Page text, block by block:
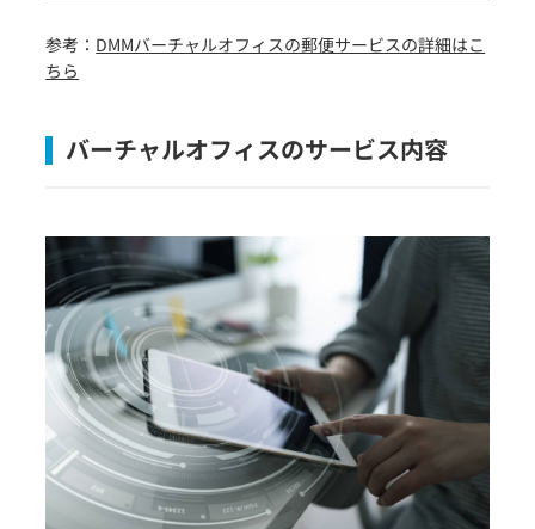
参考： DMMバーチャルオフィスの郵便サービスの詳細はこ
ちら
バーチャルオフィスのサービス内容